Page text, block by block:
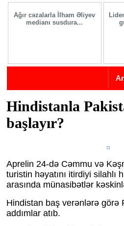
Skip to main content
Ağır cəzalarla İlham Əliyev
medianı susdura...
Hindistanla
başlayır?
Aprelin 24-də Cəmmu və
turistin həyatını itirdiyi
arasında münasibətlər
Hindistan baş verənlərə görə
addımlar atıb.